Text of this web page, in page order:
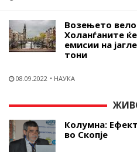
Возењето
Холанѓаните
емисии на
тони
08.09.2022 НАУКА
Колумна:
во Скопје